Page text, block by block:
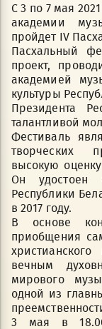
С 3 по 7 мая
академии
пройдет IV
Пасхальный
проект,
академией
культуры
Президента
талантливой
Фестиваль
творческих
высокую
Он удостоен
Республики
в 2017 году.
В основе
приобщения
вечным
мирового
одной из
3 мая в